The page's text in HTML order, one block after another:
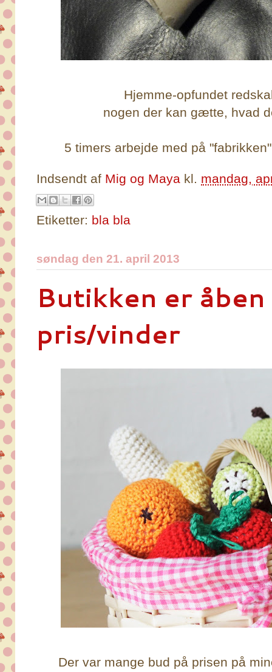
Hjemme-opfundet
nogen der kan gætte, hvad
5 timers arbejde med på
Indsendt af Mig og Maya kl. mandag,
Etiketter: bla bla
søndag den 21. april 2013
Butikken er
pris/vinder
Der var mange bud på prisen på